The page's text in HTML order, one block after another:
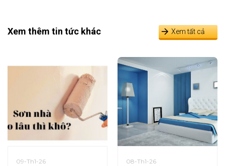
Xem thêm tin tức khác Xem tất cả
09-Th1-26 08-Th1-26